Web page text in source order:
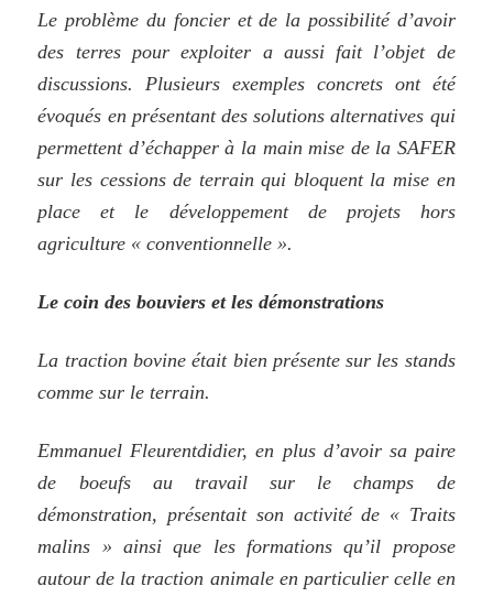
Le problème du foncier et de la possibilité d’avoir
des terres pour exploiter a aussi fait l’objet de
discussions. Plusieurs exemples concrets ont été
évoqués en présentant des solutions alternatives qui
permettent d’échapper à la main mise de la SAFER
sur les cessions de terrain qui bloquent la mise en
place et le développement de projets hors
agriculture « conventionnelle ».
Le coin des bouviers et les démonstrations
La traction bovine était bien présente sur les stands
comme sur le terrain.
Emmanuel Fleurentdidier, en plus d’avoir sa paire
de boeufs au travail sur le champs de
démonstration, présentait son activité de « Traits
malins » ainsi que les formations qu’il propose
autour de la traction animale en particulier celle en